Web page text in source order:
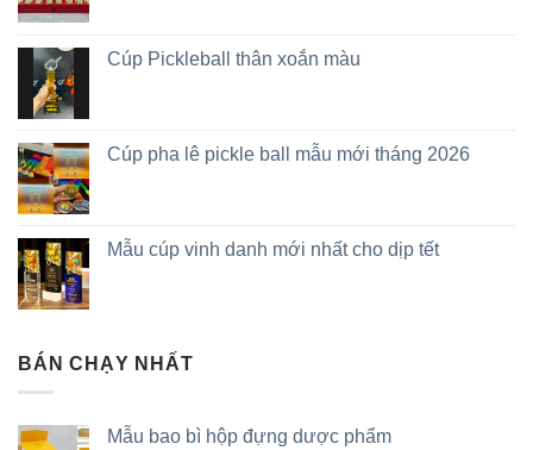
Cúp Pickleball thân xoắn màu
Cúp pha lê pickle ball mẫu mới tháng 2026
Mẫu cúp vinh danh mới nhất cho dịp tết
BÁN CHẠY NHẤT
Mẫu bao bì hộp đựng dược phẩm